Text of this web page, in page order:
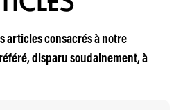
articles consacrés à notre
disparu soudainement, à